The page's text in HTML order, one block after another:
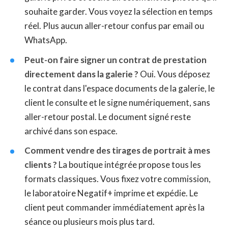
souhaite garder. Vous voyez la sélection en temps
réel. Plus aucun aller-retour confus par email ou
WhatsApp.
Peut-on faire signer un contrat de prestation
directement dans la galerie ? Oui. Vous déposez
le contrat dans l'espace documents de la galerie, le
client le consulte et le signe numériquement, sans
aller-retour postal. Le document signé reste
archivé dans son espace.
Comment vendre des tirages de portrait à mes
clients ? La boutique intégrée propose tous les
formats classiques. Vous fixez votre commission,
le laboratoire Negatif+ imprime et expédie. Le
client peut commander immédiatement après la
séance ou plusieurs mois plus tard.